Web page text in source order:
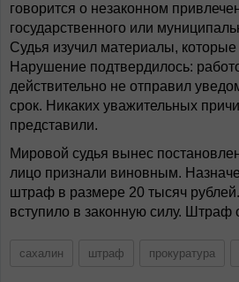
говорится о незаконном
государственного или
Судья изучил материалы, которые
Нарушение подтвердилось:
действительно не отправил
срок. Никаких уважительных
представили.
Мировой судья вынес
лицо признали виновным.
штраф в размере 20 тысяч
вступило в законную силу. Штраф
сахалин штраф прокуратура